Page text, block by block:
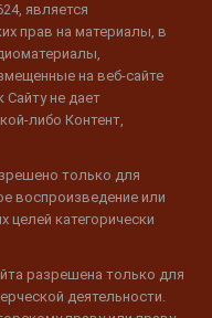
является
прав на материалы, в
на веб-сайте
Сайту не дает
либо Контент,
только для
воспроизведение или
целей категорически
разрешена только для
деятельности.